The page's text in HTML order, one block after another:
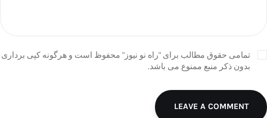
تمامی حقوق مطالب برای "راه نو نیوز" محفوظ است و هرگونه کپی برداری
بدون ذکر منبع ممنوع می باشد.
LEAVE A COMMENT